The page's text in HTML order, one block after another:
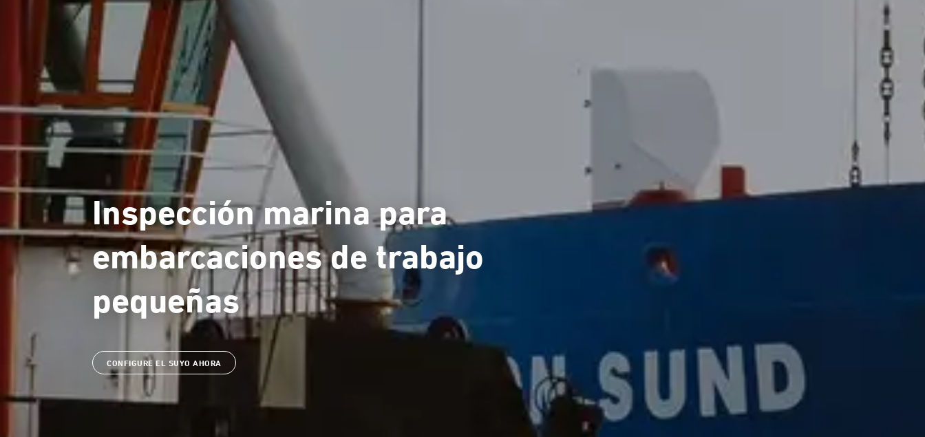
Inspección marina para
embarcaciones de trabajo
pequeñas
CONFIGURE EL SUYO AHORA